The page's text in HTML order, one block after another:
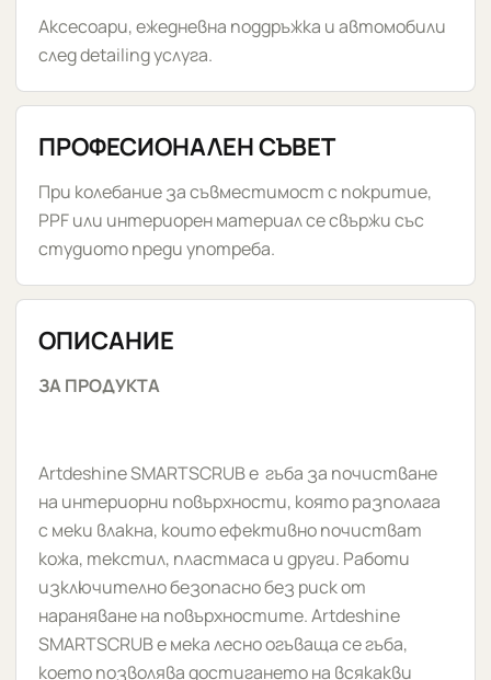
Аксесоари, ежедневна поддръжка и автомобили
след detailing услуга.
ПРОФЕСИОНАЛЕН СЪВЕТ
При колебание за съвместимост с покритие,
PPF или интериорен материал се свържи със
студиото преди употреба.
ОПИСАНИЕ
ЗА ПРОДУКТА
Artdeshine SMARTSCRUB е гъба за почистване
на интериорни повърхности, която разполага
с меки влакна, които ефективно почистват
кожа, текстил, пластмаса и други. Работи
изключително безопасно без риск от
нараняване на повърхностите. Artdeshine
SMARTSCRUB е мека лесно огъваща се гъба,
което позволява достигането на всякакви